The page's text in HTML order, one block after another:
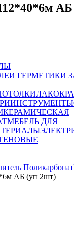
ГЕРМЕТИКИ
ИНСТРУМЕНТЫ
КЕРАМИЧЕСКАЯ
МЕБЕЛЬ ДЛЯ
Поликарбонат
АБ (уп 2шт)